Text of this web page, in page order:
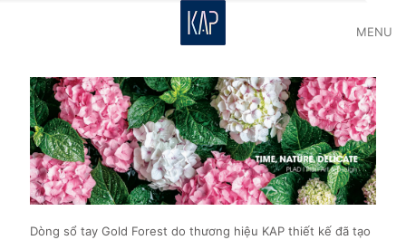
MENU
Dòng sổ tay Gold Forest do thương hiệu KAP thiết kế đã tạo